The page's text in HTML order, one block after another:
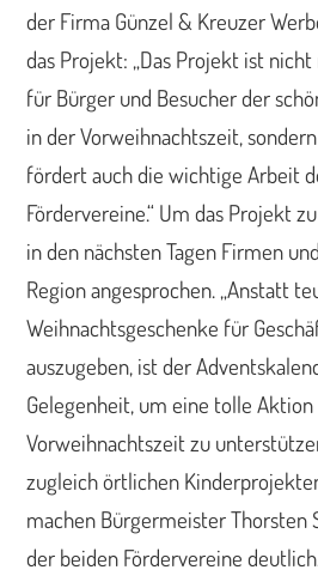
der Firma Günzel & Kreuzer
das Projekt: „Das Projekt ist
für Bürger und Besucher der
in der Vorweihnachtszeit,
fördert auch die wichtige Arbeit
Fördervereine.“ Um das Projekt
in den nächsten Tagen Firmen
Region angesprochen. „Anstatt
Weihnachtsgeschenke für
auszugeben, ist der
Gelegenheit, um eine tolle
Vorweihnachtszeit zu
zugleich örtlichen
machen Bürgermeister Thorsten
der beiden Fördervereine